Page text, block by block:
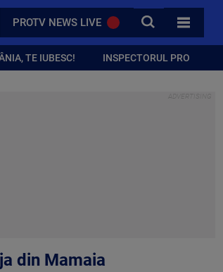
PROTV NEWS LIVE CAUTA
TOATE
TE IUBESC! INSPECTORUL PRO
din Mamaia